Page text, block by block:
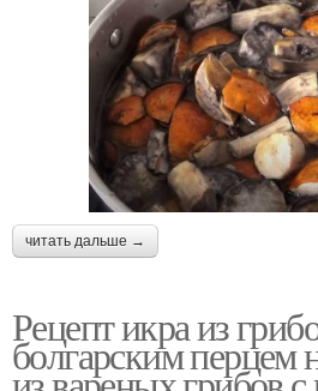
читать дальше →
Рецепт икра из
болгарским перцем